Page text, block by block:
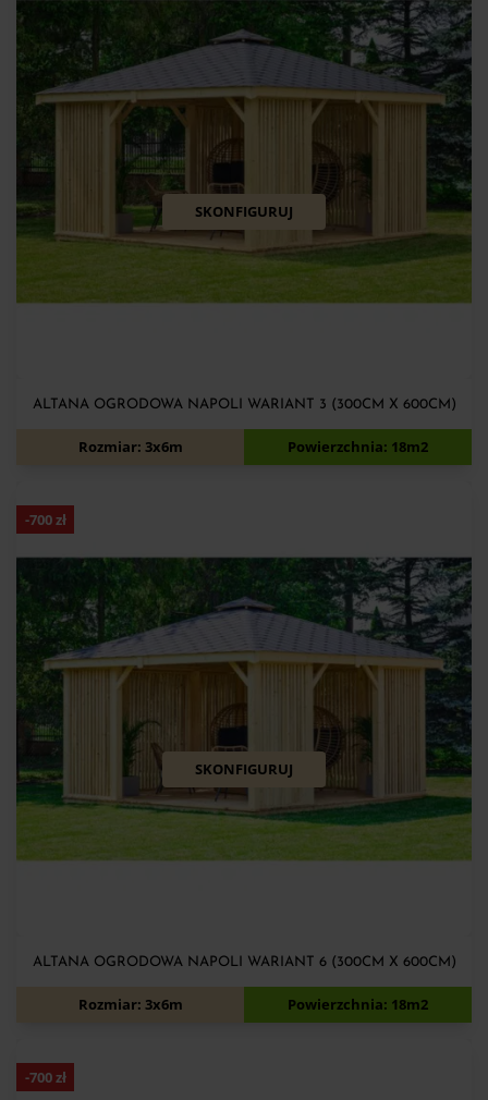
SKONFIGURUJ
ALTANA OGRODOWA NAPOLI WARIANT 3 (300CM X 600CM)
10 980 10 280zł
Rozmiar: 3x6m Powierzchnia: 18m2
-700zł
SKONFIGURUJ
ALTANA OGRODOWA NAPOLI WARIANT 6 (300CM X 600CM)
12 780 12 080zł
Rozmiar: 3x6m Powierzchnia: 18m2
-700zł